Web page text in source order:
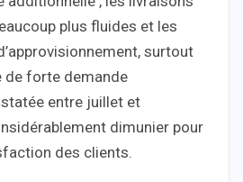
plus fluides et les
surtout
de forte demande
entre juillet et
dimunier pour
des clients.